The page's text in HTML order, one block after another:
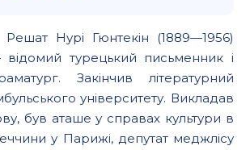
Решат Нурі Гюнтекін (1889—1956)
турецький письменник і
Закінчив літературний
університету. Викладав
був аташе у справах культури в
у Парижі, депутат меджлісу